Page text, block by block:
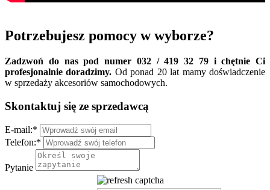
Potrzebujesz pomocy w wyborze?
Zadzwoń do nas pod numer 032 / 419 32 79 i chętnie Ci
profesjonalnie doradzimy. Od ponad 20 lat mamy doświadczenie
w sprzedaży akcesoriów samochodowych.
Skontaktuj się ze sprzedawcą
E-mail:*
Telefon:*
Pytanie